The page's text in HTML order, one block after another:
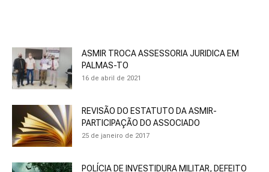
ASMIR TROCA ASSESSORIA JURIDICA EM
PALMAS-TO
16 de abril de 2021
REVISÃO DO ESTATUTO DA ASMIR-
PARTICIPAÇÃO DO ASSOCIADO
25 de janeiro de 2017
POLÍCIA DE INVESTIDURA MILITAR, DEFEITO